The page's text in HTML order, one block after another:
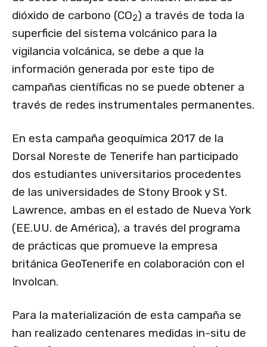
dióxido de carbono (CO2) a través de toda la
superficie del sistema volcánico para la
vigilancia volcánica, se debe a que la
información generada por este tipo de
campañas científicas no se puede obtener a
través de redes instrumentales permanentes.
En esta campaña geoquímica 2017 de la
Dorsal Noreste de Tenerife han participado
dos estudiantes universitarios procedentes
de las universidades de Stony Brook y St.
Lawrence, ambas en el estado de Nueva York
(EE.UU. de América), a través del programa
de prácticas que promueve la empresa
británica GeoTenerife en colaboración con el
Involcan.
Para la materialización de esta campaña se
han realizado centenares medidas in-situ de